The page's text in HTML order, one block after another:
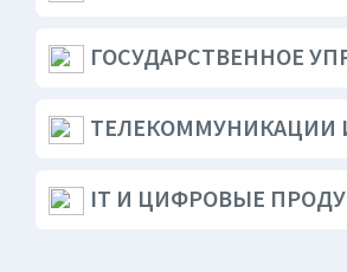
ГОСУДАРСТВЕННОЕ
ТЕЛЕКОММУНИКАЦИИ
IT И ЦИФРОВЫЕ